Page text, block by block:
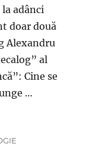
adânci
doar două
Alexandru
al
Cine se
…